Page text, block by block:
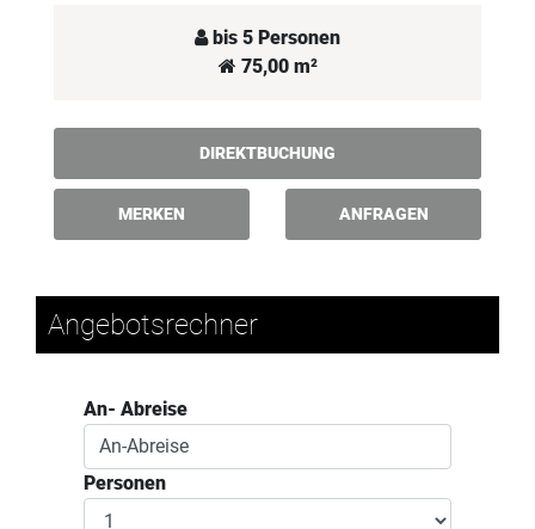
bis 5 Personen
75,00 m²
DIREKTBUCHUNG
MERKEN ANFRAGEN
Angebotsrechner
An- Abreise
Personen